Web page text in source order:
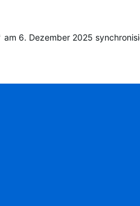
am 6. Dezember 2025